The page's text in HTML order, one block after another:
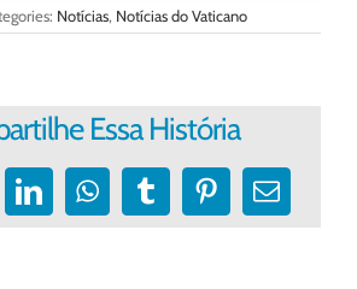
Notícias, Notícias do Vaticano
Essa História
LinkedInWhatsApp
TumblrPinterest
E-